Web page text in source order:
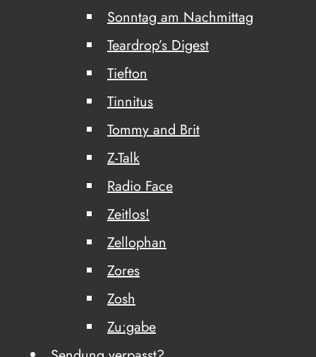
Sonntag am Nachmittag
Teardrop’s Digest
Tiefton
Tinnitus
Tommy and Brit
Z-Talk
Radio Face
Zeitlos!
Zellophan
Zores
Zosh
Zu:gabe